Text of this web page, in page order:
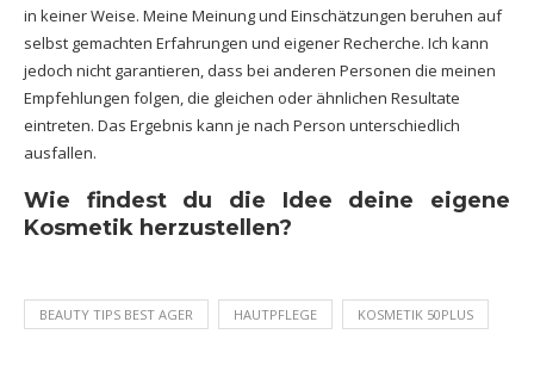
in keiner Weise. Meine Meinung und Einschätzungen beruhen auf
selbst gemachten Erfahrungen und eigener Recherche. Ich kann
jedoch nicht garantieren, dass bei anderen Personen die meinen
Empfehlungen folgen, die gleichen oder ähnlichen Resultate
eintreten. Das Ergebnis kann je nach Person unterschiedlich
ausfallen.
Wie findest du die Idee deine eigene
Kosmetik herzustellen?
BEAUTY TIPS BEST AGER HAUTPFLEGE KOSMETIK 50PLUS